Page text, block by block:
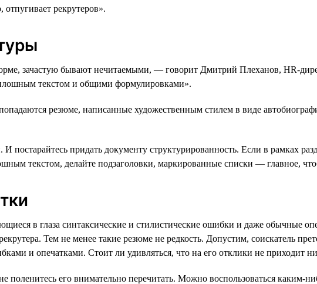
рекрутеров».
зачастую бывают нечитаемыми, — говорит Дмитрий Плеханов, HR-
текстом и общими формулировками».
резюме, написанные художественным стилем в виде
постарайтесь придать документу структурированность. Если в рамках
текстом, делайте подзаголовки, маркированные списки — главное,
в глаза синтаксические и стилистические ошибки и даже обычные
Тем не менее такие резюме не редкость. Допустим, соискатель
и опечатками. Стоит ли удивляться, что на его отклики не приходит
поленитесь его внимательно перечитать. Можно воспользоваться каким-